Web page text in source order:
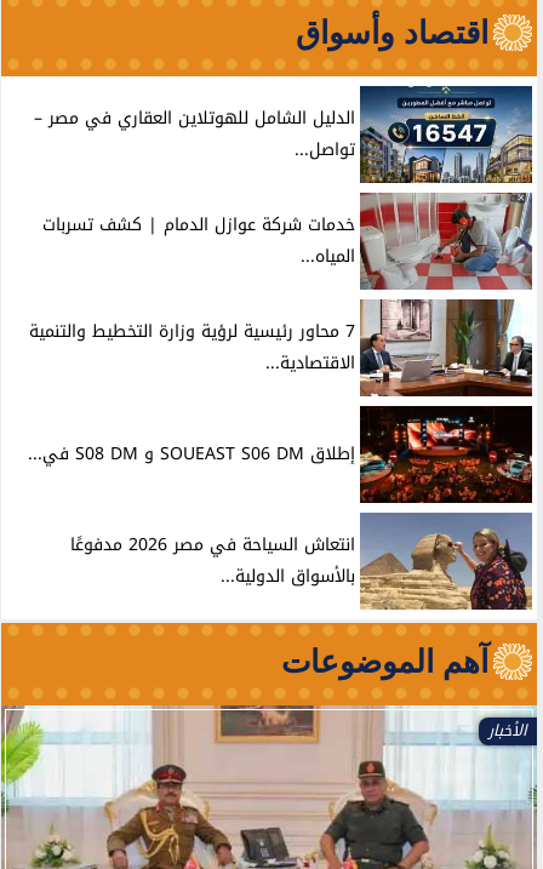
اقتصاد وأسواق
الدليل الشامل للهوتلاين العقاري في مصر –
تواصل...
خدمات شركة عوازل الدمام | كشف تسربات
المياه...
7 محاور رئيسية لرؤية وزارة التخطيط والتنمية
الاقتصادية...
إطلاق SOUEAST S06 DM و S08 DM في...
انتعاش السياحة في مصر 2026 مدفوعًا
بالأسواق الدولية...
آهم الموضوعات
الأخبار